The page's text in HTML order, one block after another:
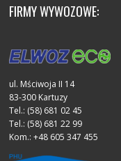
FIRMY WYWOZOWE:
ul. Mściwoja II 14
83-300 Kartuzy
Tel.: (58) 681 02 45
Tel.: (58) 681 22 99
Kom.: +48 605 347 455